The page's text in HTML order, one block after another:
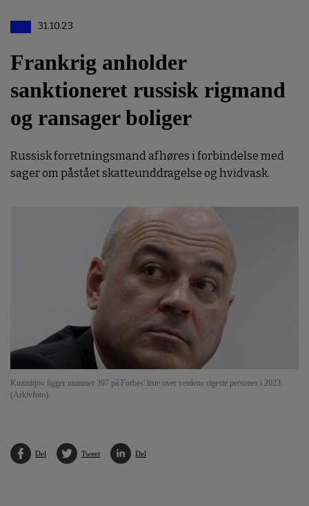
31.10.23
Frankrig anholder
sanktioneret russisk rigmand
og ransager boliger
Russisk forretningsmand afhøres i forbindelse med
sager om påstået skatteunddragelse og hvidvask.
Kuzmitjov ligger nummer 397 på Forbes' liste over verdens rigeste personer i 2023.
(Arkivfoto).
Del Tweet Del